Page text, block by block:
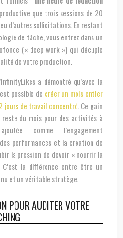
que trois sessions de 20
d’autres sollicitations. En restant
de tâche, vous entrez dans un
(« deep work ») qui décuple
de votre production.
a démontré qu’avec la
possible de créer un mois entier
jours de travail concentré . Ce gain
du mois pour des activités à
comme l’engagement
performances et la création de
la pression de devoir « nourrir la
la différence entre être un
et un véritable stratège.
POUR AUDITER VOTRE